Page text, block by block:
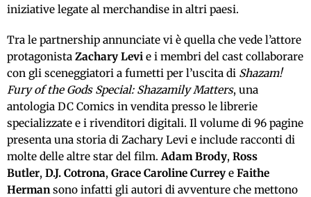
iniziative legate al merchandise in altri paesi.
Tra le partnership annunciate vi è quella che vede l’attore
protagonista Zachary Levi e i membri del cast collaborare
con gli sceneggiatori a fumetti per l’uscita di Shazam!
Fury of the Gods Special: Shazamily Matters, una
antologia DC Comics in vendita presso le librerie
specializzate e i rivenditori digitali. Il volume di 96 pagine
presenta una storia di Zachary Levi e include racconti di
molte delle altre star del film.Adam Brody, Ross
Butler, D.J. Cotrona, Grace Caroline Currey e Faithe
Hermansono infatti gli autori di avventure che mettono